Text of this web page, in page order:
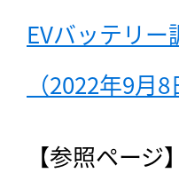
EVバッテリ
（2022年9月8
【参照ページ】